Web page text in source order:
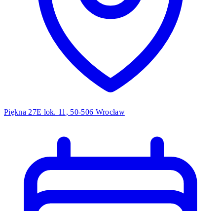
Piękna 27E lok. 11, 50-506 Wrocław